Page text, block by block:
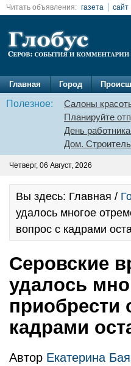
Читать объявления: газета сайт
Главная Город
Полезное: Салоны
Планируйте
День
Дом.
Четверг, 06 Август, 2026
Вы здесь: Главная /
удалось многое
вопрос с кадрами
Серовские
удалось
приобрести
кадрами
Автор Екатерина